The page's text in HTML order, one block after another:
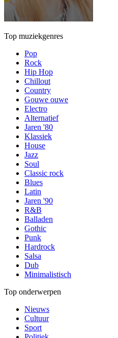
Top muziekgenres
Pop
Rock
Hip Hop
Chillout
Country
Gouwe ouwe
Electro
Alternatief
Jaren '80
Klassiek
House
Jazz
Soul
Classic rock
Blues
Latin
Jaren '90
R&B
Balladen
Gothic
Punk
Hardrock
Salsa
Dub
Minimalistisch
Top onderwerpen
Nieuws
Cultuur
Sport